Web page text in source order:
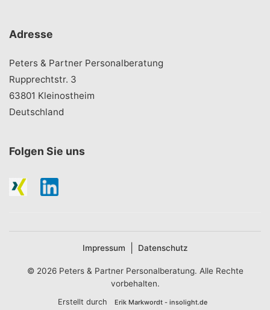
Adresse
Peters & Partner Personalberatung
Rupprechtstr. 3
63801 Kleinostheim
Deutschland
Folgen Sie uns
Impressum Datenschutz
© 2026 Peters & Partner Personalberatung. Alle Rechte
vorbehalten.
Erstellt durch Erik Markwordt - insolight.de